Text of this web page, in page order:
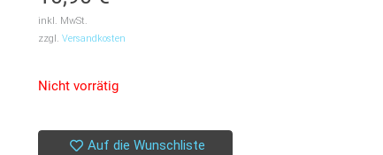
inkl. MwSt.
zzgl. Versandkosten
Nicht vorrätig
Auf die Wunschliste